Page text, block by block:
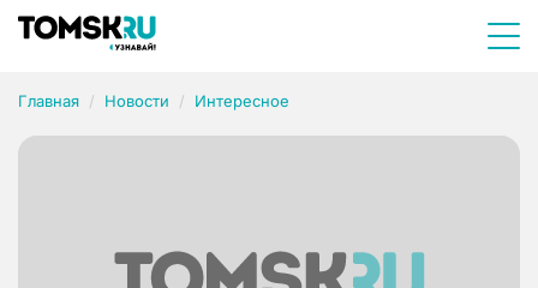
Главная Новости Интересное